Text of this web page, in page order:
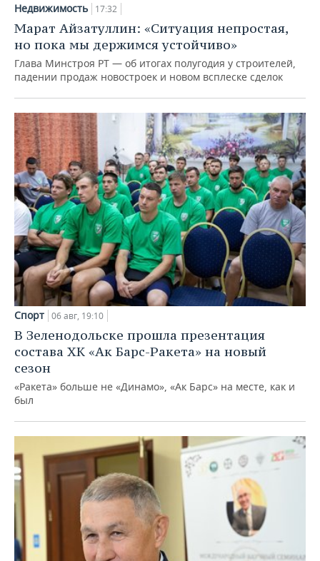
Недвижимость 17:32
Марат Айзатуллин: «Ситуация непростая,
но пока мы держимся устойчиво»
Глава Минстроя РТ — об итогах полугодия у строителей,
падении продаж новостроек и новом всплеске сделок
Спорт 06 авг, 19:10
В Зеленодольске прошла презентация
состава ХК «Ак Барс-Ракета» на новый
сезон
«Ракета» больше не «Динамо», «Ак Барс» на месте, как и
был